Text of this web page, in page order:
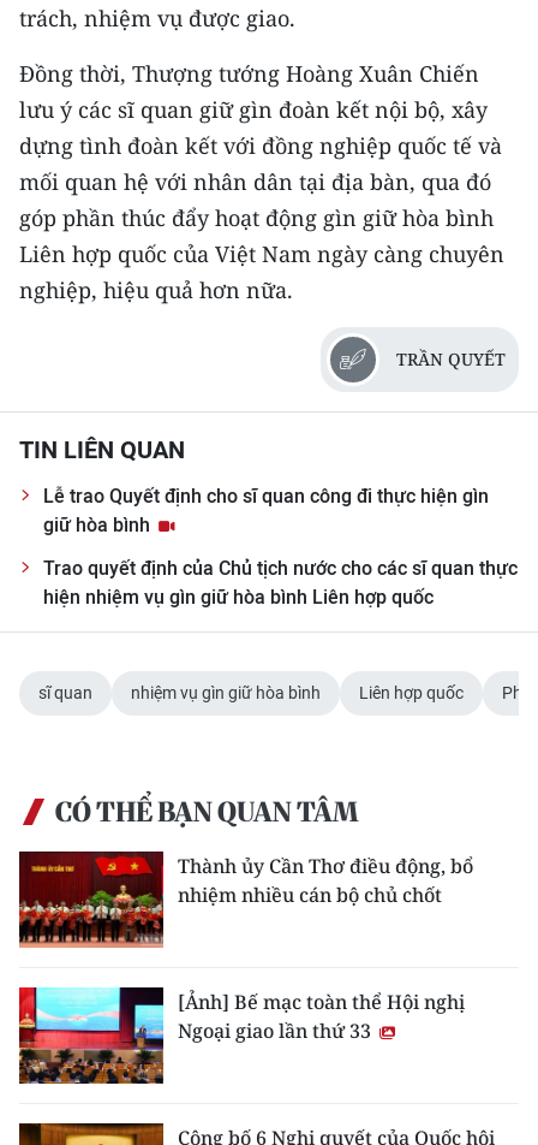
trách, nhiệm vụ được giao.
Đồng thời, Thượng tướng Hoàng Xuân Chiến
lưu ý các sĩ quan giữ gìn đoàn kết nội bộ, xây
dựng tình đoàn kết với đồng nghiệp quốc tế và
mối quan hệ với nhân dân tại địa bàn, qua đó
góp phần thúc đẩy hoạt động gìn giữ hòa bình
Liên hợp quốc của Việt Nam ngày càng chuyên
nghiệp, hiệu quả hơn nữa.
TRẦN QUYẾT
TIN LIÊN QUAN
Lễ trao Quyết định cho sĩ quan công đi thực hiện gìn
giữ hòa bình
Trao quyết định của Chủ tịch nước cho các sĩ quan thực
hiện nhiệm vụ gìn giữ hòa bình Liên hợp quốc
sĩ quan nhiệm vụ gìn giữ hòa bình Liên hợp quốc
CÓ THỂ BẠN QUAN TÂM
Thành ủy Cần Thơ điều động, bổ
nhiệm nhiều cán bộ chủ chốt
[Ảnh] Bế mạc toàn thể Hội nghị
Ngoại giao lần thứ 33
Công bố 6 Nghị quyết của Quốc hội